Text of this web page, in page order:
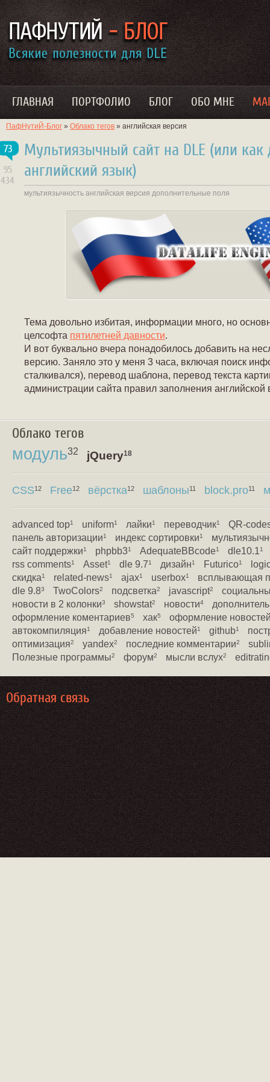
ГЛАВНАЯ ПОРТФОЛИО БЛОГ ОБО МНЕ
ПафНутиЙ-Блог » Облако тегов » английская версия
Мультиязычный сайт на DLE (или как
английский язык)
73
95
434
мультиязычность английская версия дополнительные поля
Тема довольно избитая, информации много, но
целсофта пятилетней давности.
И вот буквально вчера понадобилось добавить на
версию. Заняло это у меня 3 часа, включая поиск
сталкивался), перевод шаблона, перевод текста
администрации сайта правил заполнения английской
Облако тегов
модуль32 jQuery18
CSS12 Free12 вёрстка12 шаблоны11 block.pro11
advanced top1 uniform1 лайки1 переводчик1
QR-
панель авторизации1 индекс сортировки1
сайт поддержки1 phpbb31 AdequateBBcode1 dle10.11
rss comments1 Asset1 dle 9.71 дизайн1 Futurico1
скидка1 related-news1 ajax1 userbox1
всплывающая
dle 9.83 TwoColors2 подсветка2 javascript2
новости в 2 колонки3 showstat2 новости4
оформление коментариев5 хак5
оформление
автокомпиляция1 добавление новостей1 github1
оптимизация2 yandex2 последние комментарии2
Полезные программы2 форум2 мысли вслух2
Обратная связь